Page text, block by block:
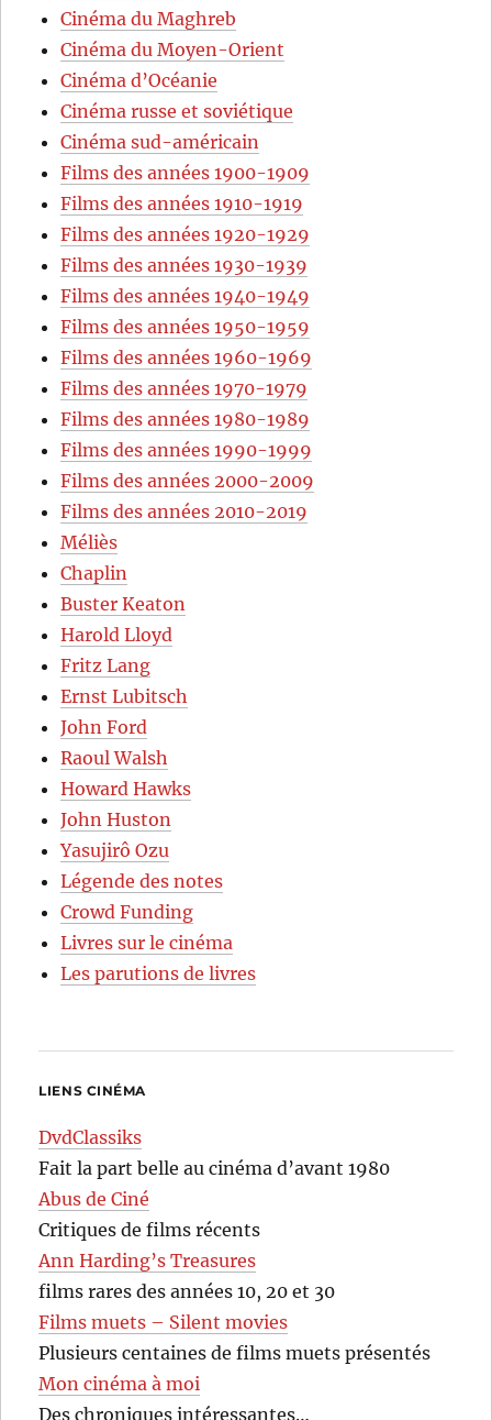
Cinéma du Maghreb
Cinéma du Moyen-Orient
Cinéma d’Océanie
Cinéma russe et soviétique
Cinéma sud-américain
Films des années 1900-1909
Films des années 1910-1919
Films des années 1920-1929
Films des années 1930-1939
Films des années 1940-1949
Films des années 1950-1959
Films des années 1960-1969
Films des années 1970-1979
Films des années 1980-1989
Films des années 1990-1999
Films des années 2000-2009
Films des années 2010-2019
Méliès
Chaplin
Buster Keaton
Harold Lloyd
Fritz Lang
Ernst Lubitsch
John Ford
Raoul Walsh
Howard Hawks
John Huston
Yasujirô Ozu
Légende des notes
Crowd Funding
Livres sur le cinéma
Les parutions de livres
LIENS CINÉMA
DvdClassiks
Fait la part belle au cinéma d’avant 1980
Abus de Ciné
Critiques de films récents
Ann Harding’s Treasures
films rares des années 10, 20 et 30
Films muets – Silent movies
Plusieurs centaines de films muets présentés
Mon cinéma à moi
Des chroniques intéressantes…